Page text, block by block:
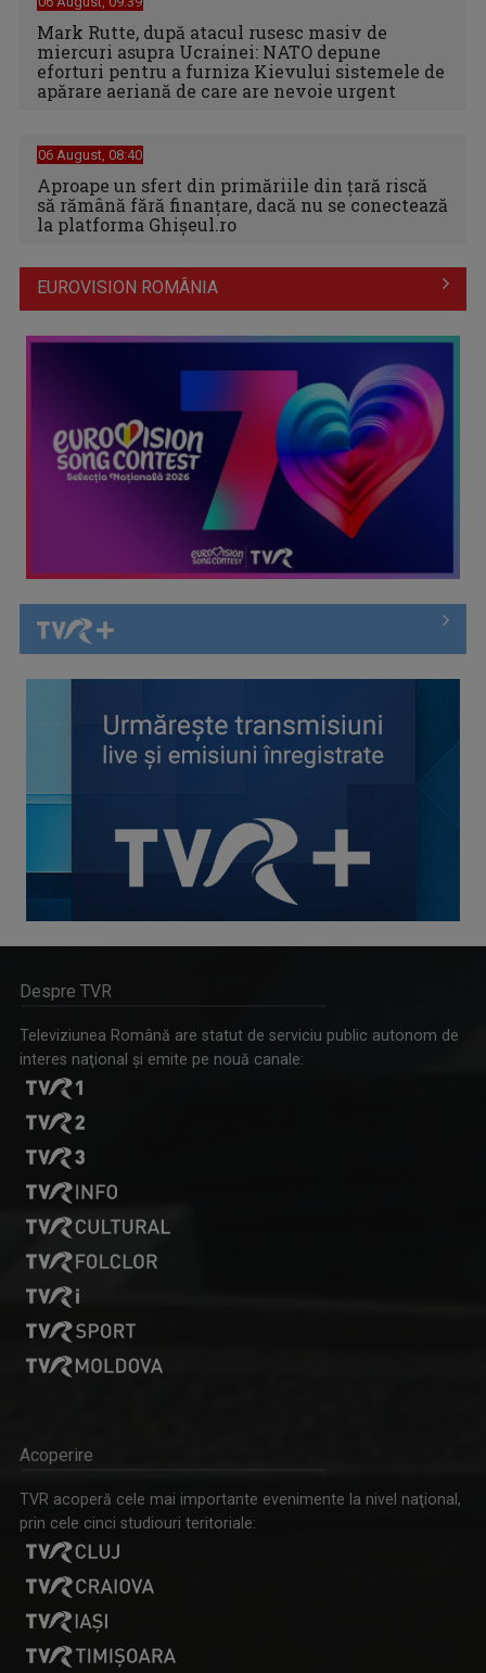
Mark Rutte, după atacul rusesc masiv de
miercuri asupra Ucrainei: NATO depune
eforturi pentru a furniza Kievului sistemele de
apărare aeriană de care are nevoie urgent
06 August, 08:40
Aproape un sfert din primăriile din țară riscă
să rămână fără finanțare, dacă nu se conectează
la platforma Ghișeul.ro
EUROVISION ROMÂNIA
Despre TVR
Televiziunea Română are statut de serviciu public autonom de
interes naţional şi emite pe nouă canale:
Acoperire
TVR acoperă cele mai importante evenimente la nivel naţional,
prin cele cinci studiouri teritoriale: